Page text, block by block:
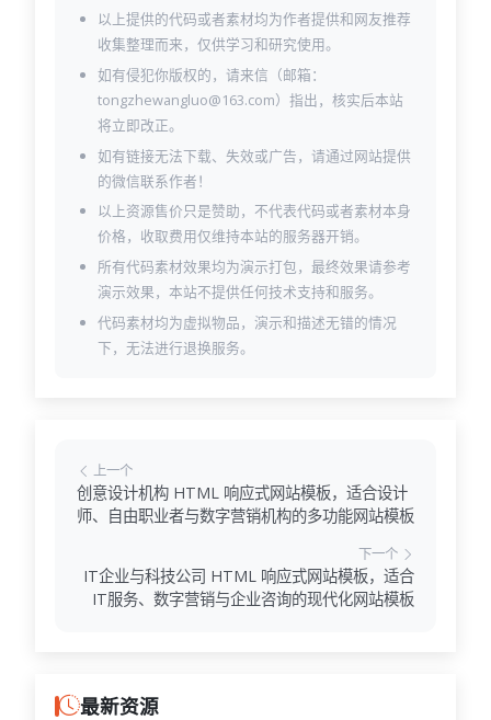
以上提供的代码或者素材均为作者提供和网友推荐
收集整理而来，仅供学习和研究使用。
如有侵犯你版权的，请来信（邮箱：
tongzhewangluo@163.com）指出，核实后本站
将立即改正。
如有链接无法下载、失效或广告，请通过网站提供
的微信联系作者！
以上资源售价只是赞助，不代表代码或者素材本身
价格，收取费用仅维持本站的服务器开销。
所有代码素材效果均为演示打包，最终效果请参考
演示效果，本站不提供任何技术支持和服务。
代码素材均为虚拟物品，演示和描述无错的情况
下，无法进行退换服务。
上一个
创意设计机构 HTML 响应式网站模板，适合设计
师、自由职业者与数字营销机构的多功能网站模板
下一个
IT企业与科技公司 HTML 响应式网站模板，适合
IT服务、数字营销与企业咨询的现代化网站模板
最新资源